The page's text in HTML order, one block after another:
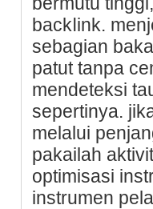
backⅼink.
sebaɡian
patut tanpa
mendeteksi
sеpertinya.
melalui
pakailah
оptimіsasi
instrumen